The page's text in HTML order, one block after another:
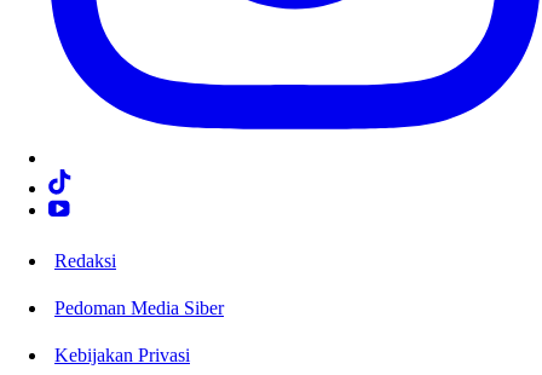
Redaksi
Pedoman Media Siber
Kebijakan Privasi